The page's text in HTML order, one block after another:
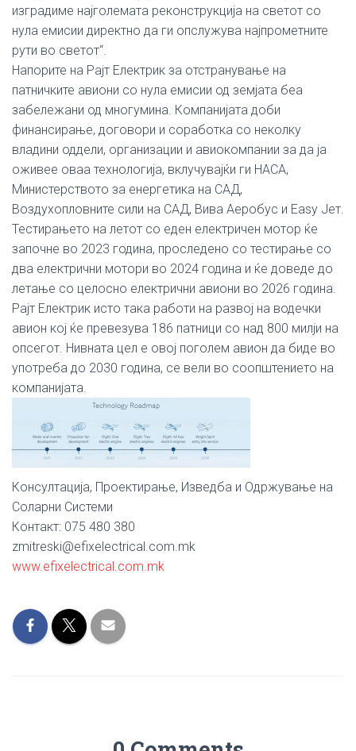
изградиме најголемата реконструкција на светот со
нула емисии директно да ги опслужува најпрометните
рути во светот“.
Напорите на Рајт Електрик за отстранување на
патничките авиони со нула емисии од земјата беа
забележани од многумина. Компанијата доби
финансирање, договори и соработка со неколку
владини оддели, организации и авиокомпании за да ја
оживее оваа технологија, вклучувајќи ги НАСА,
Министерството за енергетика на САД,
Воздухопловните сили на САД, Вива Аеробус и Еаsy Јет.
Тестирањето на летот со еден електричен мотор ќе
започне во 2023 година, проследено со тестирање со
два електрични мотори во 2024 година и ќе доведе до
летање со целосно електрични авиони во 2026 година.
Рајт Електрик исто така работи на развој на водечки
авион кој ќе превезува 186 патници со над 800 милји на
опсегот. Нивната цел е овој поголем авион да биде во
употреба до 2030 година, се вели во соопштението на
компанијата.
Консултација, Проектирање, Изведба и Одржување на
Соларни Системи
Контакт: 075 480 380
zmitreski@efixelectrical.com.mk
www.efixelectrical.com.mk